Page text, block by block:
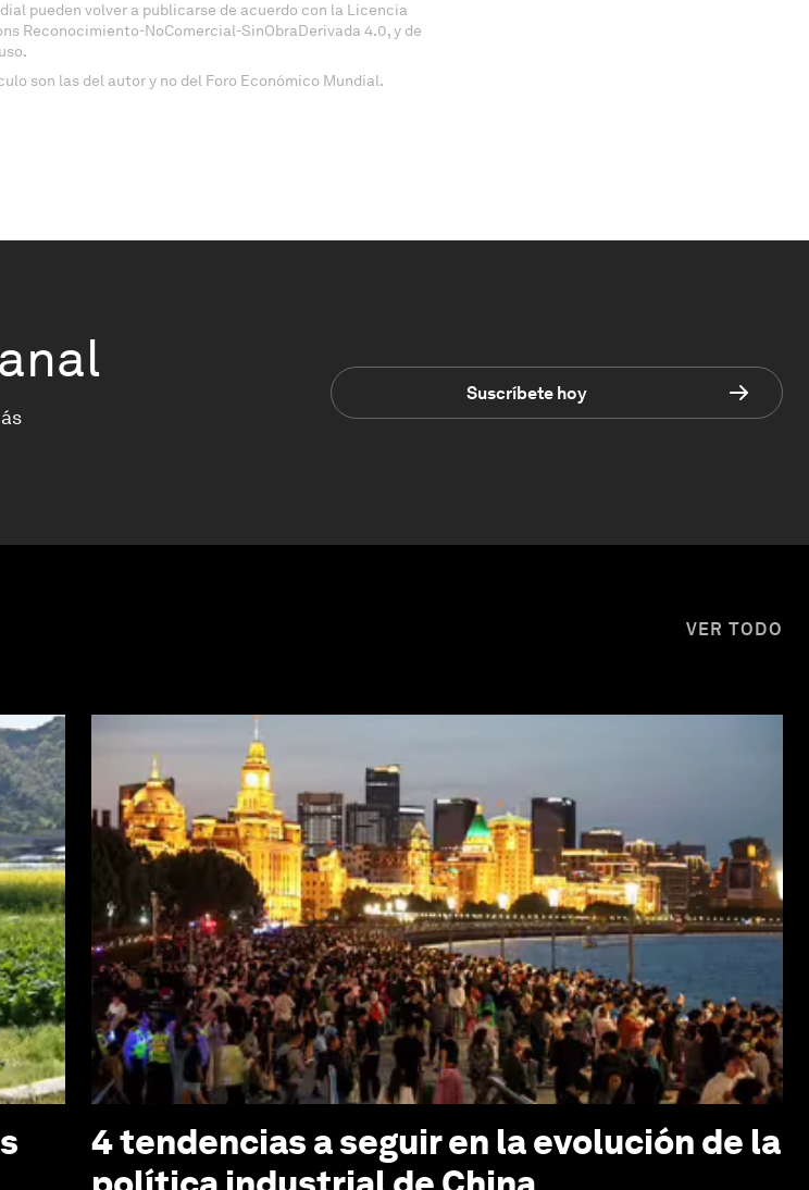
pueden volver a publicarse de acuerdo con la Licencia
Reconocimiento-NoComercial-SinObraDerivada 4.0, y de
son las del autor y no del Foro Económico Mundial.
Suscríbete hoy
VER TODO
4 tendencias a seguir en la evolución de la